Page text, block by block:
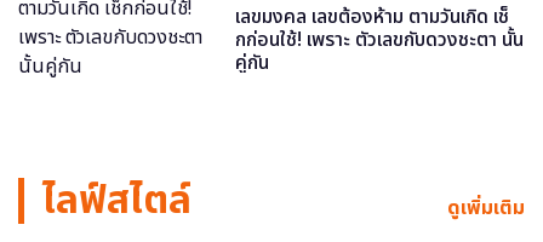
เลขมงคล เลขต้องห้าม ตามวันเกิด เช็
กก่อนใช้! เพราะ ตัวเลขกับดวงชะตา นั้น
คู่กัน
ไลฟ์สไตล์ ดูเพิ่มเติม